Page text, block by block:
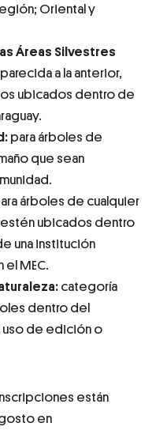
Oriental y
Áreas Silvestres
a la anterior,
ubicados dentro de
para árboles de
que sean
árboles de cualquier
ubicados dentro
una institución
MEC.
categoría
dentro del
uso de edición o
están
en